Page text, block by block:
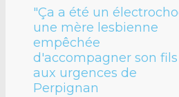
"Ça a été un
une mère lesbienne
empêchée
d'accompagner son fils
aux urgences de
Perpignan